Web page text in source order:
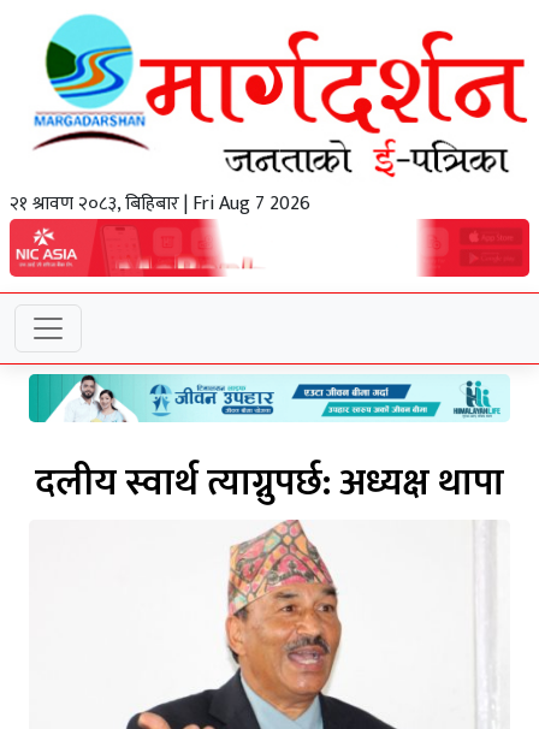
२१ श्रावण २०८३, बिहिबार | Fri Aug 7 2026
दलीय स्वार्थ त्याग्नुपर्छ: अध्यक्ष थापा